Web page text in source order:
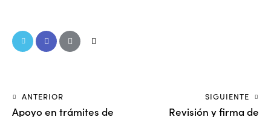
ANTERIOR
Apoyo en trámites de
SIGUIENTE
Revisión y firma de